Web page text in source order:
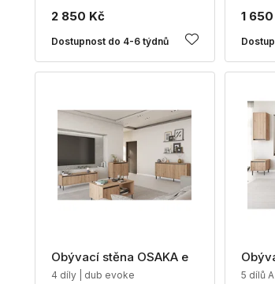
2 850 Kč
Dostupnost do 4-6 týdnů
1
Obývací stěna OSAKA e
4 díly | dub evoke 5 dílů